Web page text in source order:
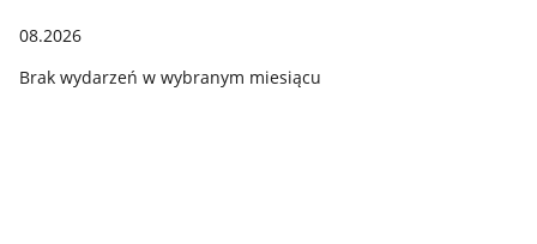
08.2026
Brak wydarzeń w wybranym miesiącu